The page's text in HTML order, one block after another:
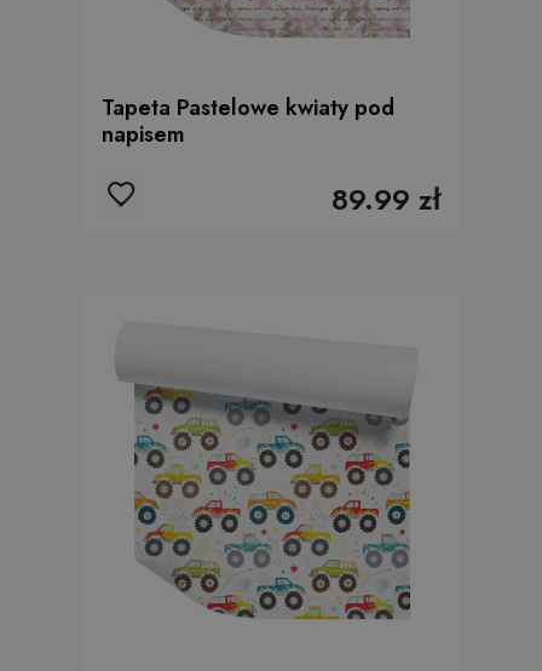
Tapeta Pastelowe kwiaty pod
napisem
89.99 zł